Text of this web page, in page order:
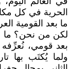
الحرية في كل
ما بعد القومية
لكن من نحن؟ ما
بعد قومي، نُعرِّفه
ولما يُكتَب بها